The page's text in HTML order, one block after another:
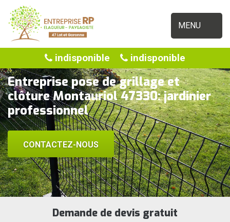
MENU
indisponible indisponible
Entreprise pose de grillage et
clôture Montauriol 47330: jardinier
professionnel
CONTACTEZ-NOUS
Demande de devis gratuit